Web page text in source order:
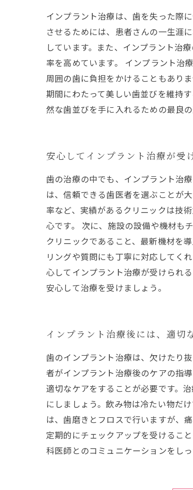
インプラント治療は、歯を失った際
させるためには、患者さんの一生涯
しています。また、インプラント治
率を高めています。 インプラント治
周囲の歯に負担をかけることもあり
期間にわたって美しい歯並びを維持
然な歯並びを手に入れるための最良
安心してインプラント治療が受
歯の治療の中でも、インプラント治
は、信頼できる歯医者を選ぶことが
率など、実績があるクリニックは技
心です。 次に、施設の設備や機材も
クリニックであること、最新機材を
リングや質問にも丁寧に対応してく
心してインプラント治療が受けられ
安心して治療を受けましょう。
インプラント治療後には、適切
歯のインプラント治療は、欠けたり
者がインプラント治療後のケアの指
適切なケアをすることが必要です。
にしましょう。飲み物は冷たい物だ
は、歯磨きとフロスで行いますが、
定期的にチェックアップを受けるこ
科医師とのコミュニケーションをし